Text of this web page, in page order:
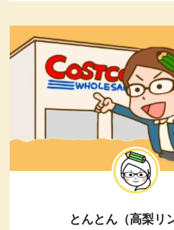
とんとん（高梨リ